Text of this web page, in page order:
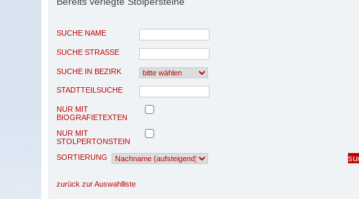
SUCHE NAME
SUCHE STRASSE
SUCHE IN BEZIRK
STADTTEILSUCHE
NUR MIT
BIOGRAFIETEXTEN
NUR MIT
STOLPERTONSTEIN
SORTIERUNG
zurück zur Auswahlliste